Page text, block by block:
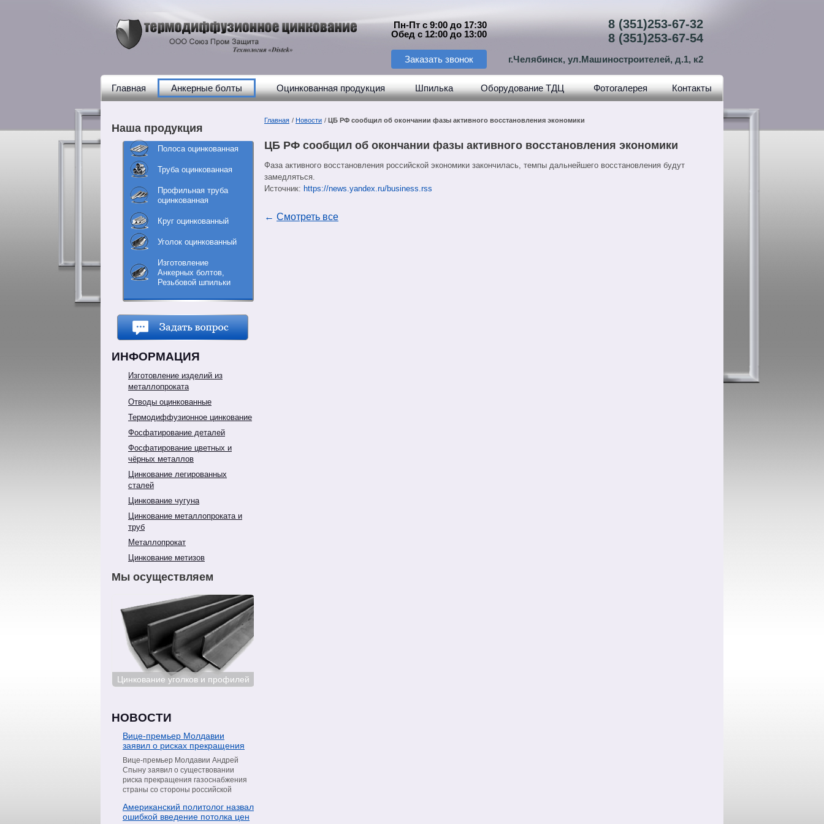
Пн-Пт с 9:00 до 17:30
Обед с 12:00 до 13:00
8 (351)253-67-32
8 (351)253-67-54
Заказать звонок г.Челябинск, ул.Машиностроителей, д.1, к2
Главная Анкерные болты Оцинкованная продукция Шпилька Оборудование ТДЦ Фотогалерея Контакты
Наша продукция
Полоса оцинкованная
Труба оцинкованная
Профильная труба
оцинкованная
Круг оцинкованный
Уголок оцинкованный
Изготовление
Анкерных болтов,
Резьбовой шпильки
ИНФОРМАЦИЯ
Изготовление изделий из
металлопроката
Отводы оцинкованные
Термодиффузионное цинкование
Фосфатирование деталей
Фосфатирование цветных и
чёрных металлов
Цинкование легированных
сталей
Цинкование чугуна
Цинкование металлопроката и
труб
Металлопрокат
Цинкование метизов
Мы осуществляем
Цинкование уголков и профилей
НОВОСТИ
Вице-премьер Молдавии
заявил о рисках прекращения
поставок газа со стороны
«Газпрома»
Вице-премьер Молдавии Андрей
Спыну заявил о существовании
риска прекращения газоснабжения
страны со стороны российской
сообщил в интервью телеканалу
Moldova 1, пишет РИА Новости.
Американский политолог назвал
ошибкой введение потолка цен
Главная / Новости / ЦБ РФ сообщил об окончании фазы активного восстановления экономики
ЦБ РФ сообщил об окончании фазы активного восстановления экономики
Фаза активного восстановления российской экономики закончилась, темпы дальнейшего восстановления будут
замедляться.
Источник: https://news.yandex.ru/business.rss
← Смотреть все